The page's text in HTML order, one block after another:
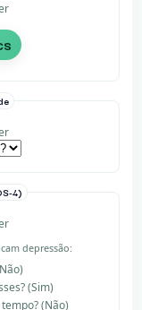
4)
depressão:
(Sim)
(Não)